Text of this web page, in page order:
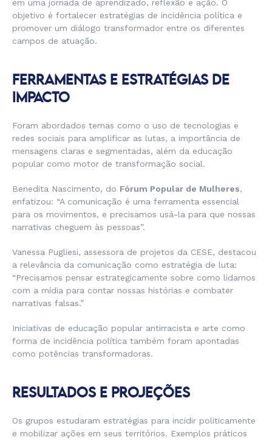
em uma jornada de aprendizado, reflexão e ação. O
objetivo é fortalecer estratégias de incidência política e
promover um diálogo transformador entre os diferentes
campos de atuação.
FERRAMENTAS E ESTRATÉGIAS DE
IMPACTO
Foram abordados temas como o uso de tecnologias e
redes sociais para amplificar as lutas, a importância de
mensagens claras e segmentadas, além da educação
popular como motor de transformação social.
Benedita Nascimento, do Fórum Popular de Mulheres,
enfatizou: “A comunicação é uma ferramenta essencial
para os movimentos, e precisamos usá-la para que nossas
narrativas cheguem às pessoas”.
Vanessa Pugliesi, assessora de projetos da CESE, destacou
a relevância da comunicação como estratégia de luta:
“Precisamos pensar estrategicamente sobre como lidamos
com a mídia para contar nossas histórias e combater
narrativas falsas.”
Iniciativas de educação popular antirracista e arte como
forma de incidência política também foram apontadas
como potências transformadoras.
RESULTADOS E PROJEÇÕES
Os grupos estudaram estratégias para incidir politicamente
e mobilizar ações em seus territórios. Exemplos práticos